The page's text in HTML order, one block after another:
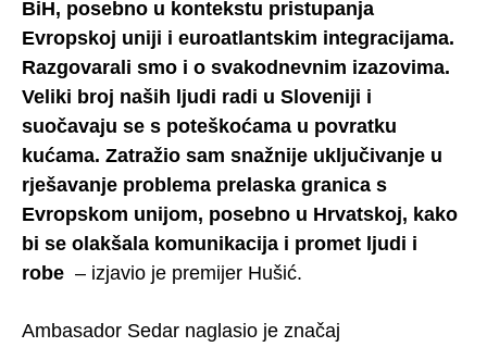
BiH, posebno u kontekstu pristupanja
Evropskoj uniji i euroatlantskim integracijama.
Razgovarali smo i o svakodnevnim izazovima.
Veliki broj naših ljudi radi u Sloveniji i
suočavaju se s poteškoćama u povratku
kućama. Zatražio sam snažnije uključivanje u
rješavanje problema prelaska granica s
Evropskom unijom, posebno u Hrvatskoj, kako
bi se olakšala komunikacija i promet ljudi i
robe – izjavio je premijer Hušić.
Ambasador Sedar naglasio je značaj